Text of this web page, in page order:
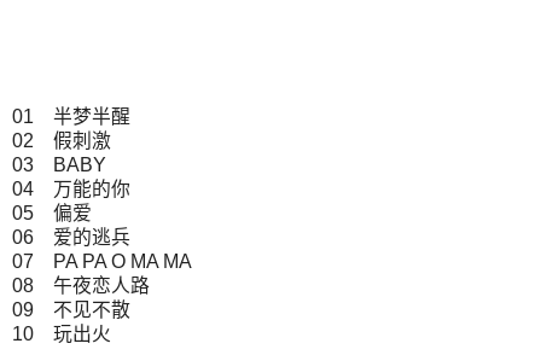
01 半梦半醒
02 假刺激
03 BABY
04 万能的你
05 偏爱
06 爱的逃兵
07 PA PA O MA MA
08 午夜恋人路
09 不见不散
10 玩出火